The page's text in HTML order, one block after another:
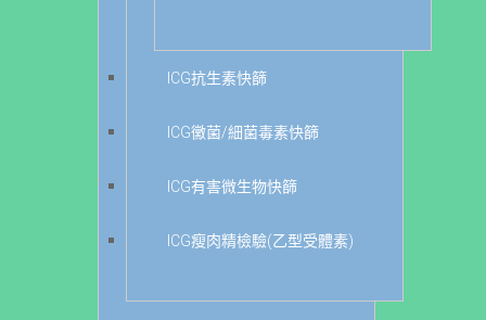
ICG抗生素快篩
ICG黴菌/細菌毒素快篩
ICG有害微生物快篩
ICG瘦肉精檢驗(乙型受體素)